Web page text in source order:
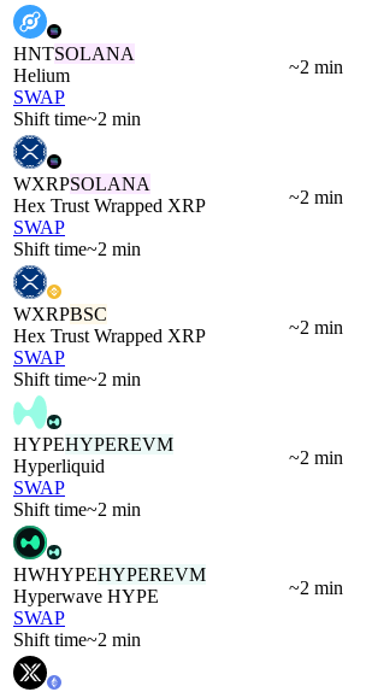
HNTSOLANA
Helium
SWAP
Shift time~2 min
~2 min
WXRPSOLANA
Hex Trust Wrapped XRP
SWAP
Shift time~2 min
~2 min
WXRPBSC
Hex Trust Wrapped XRP
SWAP
Shift time~2 min
~2 min
HYPEHYPEREVM
Hyperliquid
SWAP
Shift time~2 min
~2 min
HWHYPEHYPEREVM
Hyperwave HYPE
SWAP
Shift time~2 min
~2 min